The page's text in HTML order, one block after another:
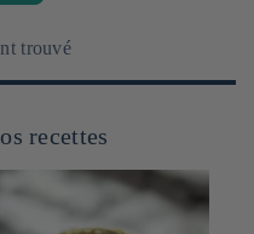
trouvé
recettes